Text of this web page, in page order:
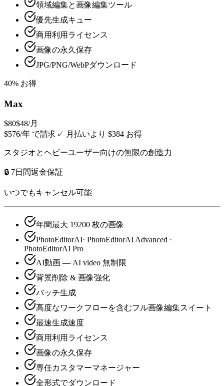
領域編集と画像編集ツール
優先生成キュー
商用利用ライセンス
画像の永久保存
JPG/PNG/WebPダウンロード
40% お得
Max
$80$48/月
$576/年 で請求 ✓ 月払いより $384 お得
スタジオとヘビーユーザー向けの無限の創造力
🔒 7日間返金保証
いつでもキャンセル可能
年間最大 19200 枚の画像
PhotoEditorAI· PhotoEditorAI Advanced ·
PhotoEditorAI Pro
AI動画 — AI video 無制限
背景削除 & 画像強化
バッチ生成
高度なワークフローを含むフル画像編集スイート
最速生成速度
商用利用ライセンス
画像の永久保存
専任カスタマーマネージャー
全形式でダウンロード